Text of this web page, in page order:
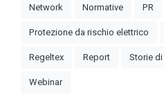
Network
Normative PR
Protezione da rischio elettrico
Regeltex
Report Storie
Webinar